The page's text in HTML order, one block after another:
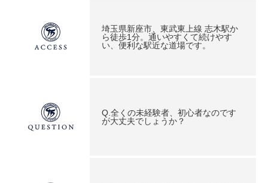
埼玉県新座市、東武東上線 志木駅か
ら徒歩1分。通いやすくて続けやす
い、便利な駅近な道場です。
Q.全くの未経験者、初心者なのです
が大丈夫でしょうか？